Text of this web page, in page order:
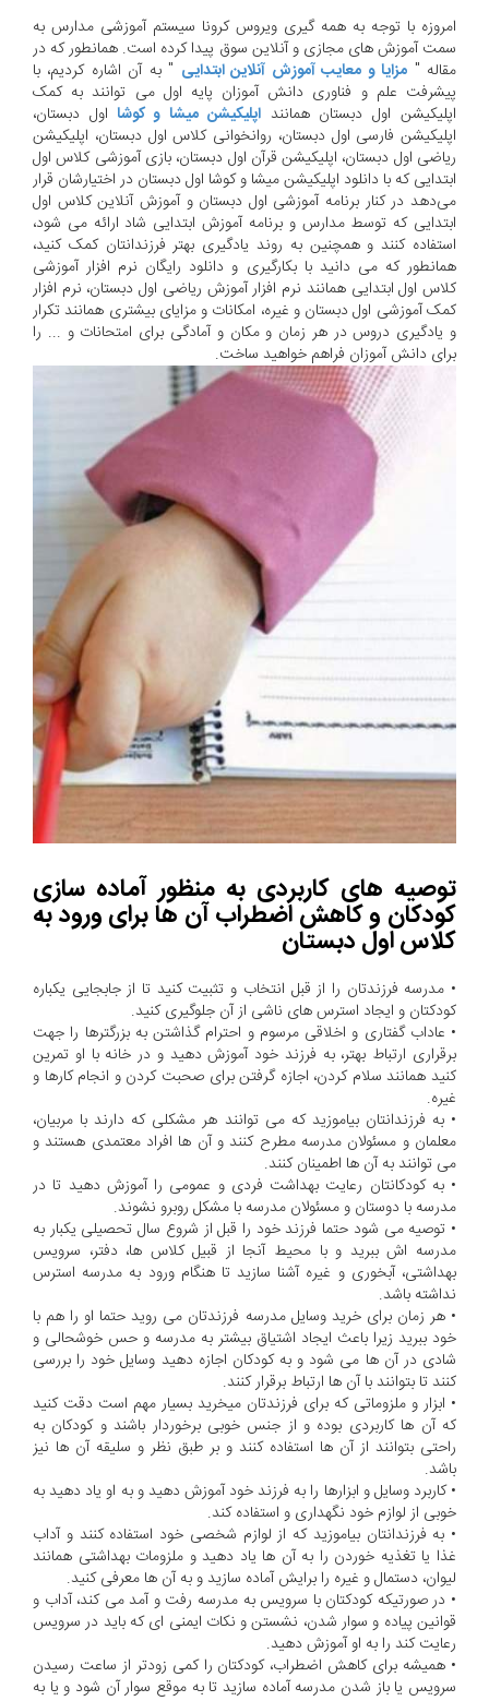
امروزه با توجه به همه گیری ویروس کرونا سیستم آموزشی مدارس به
سمت آموزش های مجازی و آنلاین سوق پیدا کرده است. همانطور که در
مقاله " مزایا و معایب آموزش آنلاین ابتدایی " به آن اشاره کردیم، با
پیشرفت علم و فناوری دانش آموزان پایه اول می توانند به کمک
اپلیکیشن اول دبستان هماننداپلیکیشن میشا و کوشا اول دبستان،
اپلیکیشن فارسی اول دبستان، روانخوانی کلاس اول دبستان، اپلیکیشن
ریاضی اول دبستان، اپلیکیشن قرآن اول دبستان، بازی آموزشی کلاس اول
ابتدایی که با دانلود اپلیکیشن میشا و کوشا اول دبستان در اختیارشان قرار
می‌دهد در کنار برنامه آموزشی اول دبستان و آموزش آنلاین کلاس اول
ابتدایی که توسط مدارس و برنامه آموزش ابتدایی شاد ارائه می شود،
استفاده کنند و همچنین به روند یادگیری بهتر فرزندانتان کمک کنید،
همانطور که می دانید با بکارگیری و دانلود رایگان نرم افزار آموزشی
کلاس اول ابتدایی همانند نرم افزار آموزش ریاضی اول دبستان، نرم افزار
کمک آموزشی اول دبستان و غیره، امکانات و مزایای بیشتری همانند تکرار
و یادگیری دروس در هر زمان و مکان و آمادگی برای امتحانات و ... را
برای دانش آموزان فراهم خواهید ساخت.
توصیه های کاربردی به منظور آماده سازی
کودکان و کاهش اضطراب آن ها برای ورود به
کلاس اول دبستان
• مدرسه فرزندتان را از قبل انتخاب و تثبیت کنید تا از جابجایی یکباره
کودکتان و ایجاد استرس های ناشی از آن جلوگیری کنید.
• عاداب گفتاری و اخلاقی مرسوم و احترام گذاشتن به بزرگترها را جهت
برقراری ارتباط بهتر، به فرزند خود آموزش دهید و در خانه با او تمرین
کنید همانند سلام کردن، اجازه گرفتن برای صحبت کردن و انجام کارها و
غیره.
• به فرزندانتان بیاموزید که می توانند هر مشکلی که دارند با مربیان،
معلمان و مسئولان مدرسه مطرح کنند و آن ها افراد معتمدی هستند و
می توانند به آن ها اطمینان کنند.
• به کودکانتان رعایت بهداشت فردی و عمومی را آموزش دهید تا در
مدرسه با دوستان و مسئولان مدرسه با مشکل روبرو نشوند.
• توصیه می شود حتما فرزند خود را قبل از شروع سال تحصیلی یکبار به
مدرسه اش ببرید و با محیط آنجا از قبیل کلاس ها، دفتر، سرویس
بهداشتی، آبخوری و غیره آشنا سازید تا هنگام ورود به مدرسه استرس
نداشته باشد.
• هر زمان برای خرید وسایل مدرسه فرزندتان می روید حتما او را هم با
خود ببرید زیرا باعث ایجاد اشتیاق بیشتر به مدرسه و حس خوشحالی و
شادی در آن ها می شود و به کودکان اجازه دهید وسایل خود را بررسی
کنند تا بتوانند با آن ها ارتباط برقرار کنند.
• ابزار و ملزوماتی که برای فرزندتان میخرید بسیار مهم است دقت کنید
که آن ها کاربردی بوده و از جنس خوبی برخوردار باشند و کودکان به
راحتی بتوانند از آن ها استفاده کنند و بر طبق نظر و سلیقه آن ها نیز
باشد.
• کاربرد وسایل و ابزارها را به فرزند خود آموزش دهید و به او یاد دهید به
خوبی از لوازم خود نگهداری و استفاده کند.
• به فرزندانتان بیاموزید که از لوازم شخصی خود استفاده کنند و آداب
غذا یا تغذیه خوردن را به آن ها یاد دهید و ملزومات بهداشتی همانند
لیوان، دستمال و غیره را برایش آماده سازید و به آن ها معرفی کنید.
• در صورتیکه کودکتان با سرویس به مدرسه رفت و آمد می کند، آداب و
قوانین پیاده و سوار شدن، نشستن و نکات ایمنی ای که باید در سرویس
رعایت کند را به او آموزش دهید.
• همیشه برای کاهش اضطراب، کودکتان را کمی زودتر از ساعت رسیدن
سرویس یا باز شدن مدرسه آماده سازید تا به موقع سوار آن شود و یا به